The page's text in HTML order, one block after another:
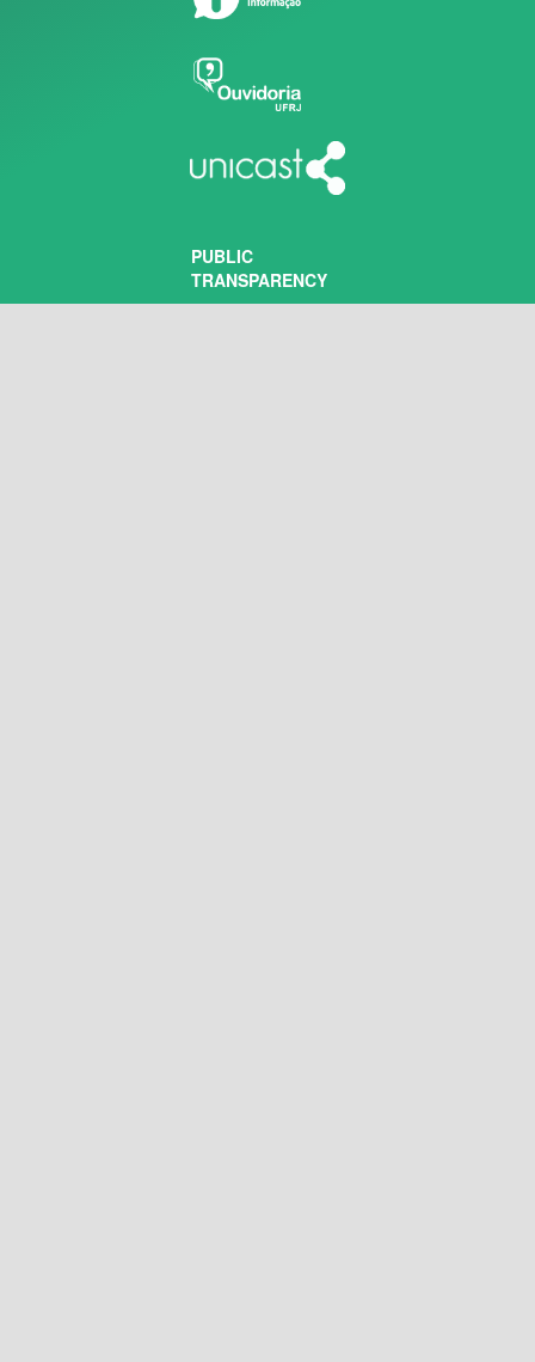
PUBLIC
TRANSPARENCY